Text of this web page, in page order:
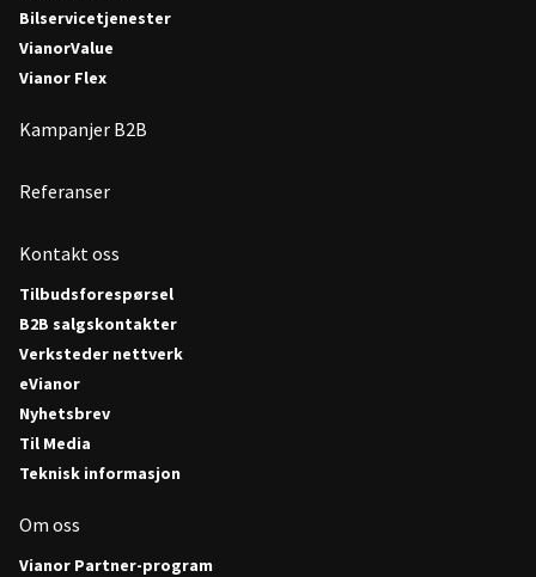
Bilservicetjenester
VianorValue
Vianor Flex
Kampanjer B2B
Referanser
Kontakt oss
Tilbudsforespørsel
B2B salgskontakter
Verksteder nettverk
eVianor
Nyhetsbrev
Til Media
Teknisk informasjon
Om oss
Vianor Partner-program